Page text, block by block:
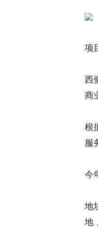
项
西
商
根
服
今
地
地